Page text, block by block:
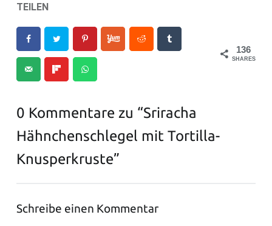
TEILEN
136
SHARES
0 Kommentare zu “Sriracha
Hähnchenschlegel mit Tortilla-
Knusperkruste”
Schreibe einen Kommentar